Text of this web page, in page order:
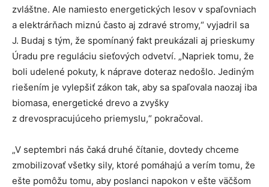
zvláštne. Ale namiesto energetických lesov v spaľovniach
a elektrárňach miznú často aj zdravé stromy,“ vyjadril sa
J. Budaj s tým, že spomínaný fakt preukázali aj prieskumy
Úradu pre reguláciu sieťových odvetví. „Napriek tomu, že
boli udelené pokuty, k náprave doteraz nedošlo. Jediným
riešením je vylepšiť zákon tak, aby sa spaľovala naozaj iba
biomasa, energetické drevo a zvyšky
z drevospracujúceho priemyslu,“ pokračoval.
„V septembri nás čaká druhé čítanie, dovtedy chceme
zmobilizovať všetky sily, ktoré pomáhajú a verím tomu, že
ešte pomôžu tomu, aby poslanci napokon v ešte väčšom